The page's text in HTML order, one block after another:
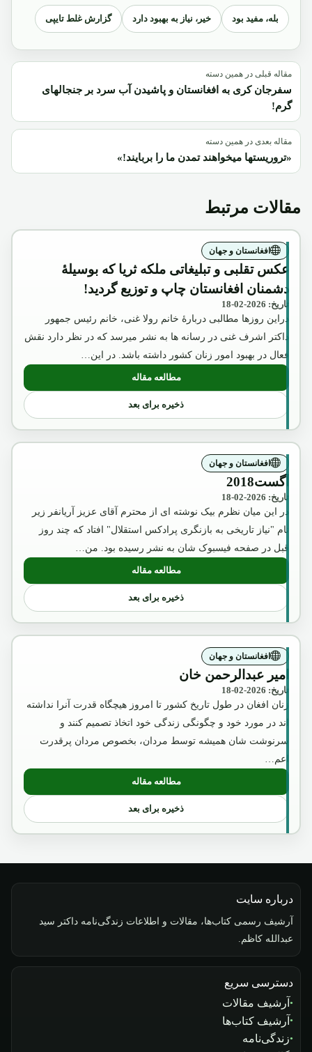
بله، مفید بود خیر، نیاز به بهبود دارد گزارش غلط تایپی
مقاله قبلی در همین دسته
سفرجان کری به افغانستان و پاشیدن آب سرد بر جنجالهای
گرم!
مقاله بعدی در همین دسته
«تروریستها میخواهند تمدن ما را بربایند!»
مقالات مرتبط
افغانستان و جهان
عکس تقلبی و تبلیغاتی ملکه ثریا که بوسیلۀ
دشمنان افغانستان چاپ و توزیع گردید!
تاریخ: 2026-02-18
دراین روزها مطالبی دربارۀ خانم رولا غنی، خانم رئیس جمهور
داکتر اشرف غنی در رسانه ها به نشر میرسد که در نظر دارد نقش
فعال در بهبود امور زنان کشور داشته باشد. در این…
مطالعه مقاله: عکس تقلبی و تبلیغاتی ملکه ثریا که
ذخیره برای بعد
افغانستان و جهان
آگست2018
تاریخ: 2026-02-18
در این میان نظرم بیک نوشته ای از محترم آقای عزیز آریانفر زیر
نام "نیاز تاریخی به بازنگری پرادکس استقلال" افتاد که چند روز
قبل در صفحه فیسبوک شان به نشر رسیده بود. من…
مطالعه مقاله
: آگست2018
ذخیره برای بعد
افغانستان و جهان
امیر عبدالرحمن خان
تاریخ: 2026-02-18
زنان افغان در طول تاریخ کشور تا امروز هیچگاه قدرت آنرا نداشته
اند در مورد خود و چگونگی زندگی خود اتخاذ تصمیم کنند و
سرنوشت شان همیشه توسط مردان، بخصوص مردان پرقدرت
اعم…
مطالعه مقاله: امیر عبدالرحمن خان
ذخیره برای بعد
درباره سایت
آرشیف رسمی کتاب‌ها، مقالات و اطلاعات زندگی‌نامه داکتر سید
عبدالله کاظم.
دسترسی سریع
آرشیف مقالات
آرشیف کتاب‌ها
زندگی‌نامه